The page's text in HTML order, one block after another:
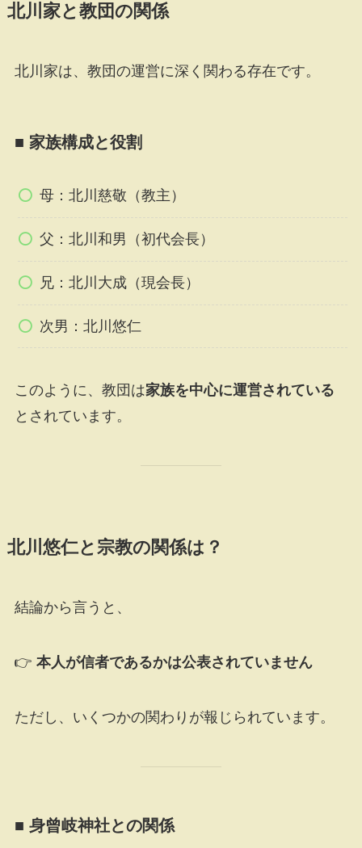
北川家と教団の関係
北川家は、教団の運営に深く関わる存在です。
■ 家族構成と役割
母：北川慈敬（教主）
父：北川和男（初代会長）
兄：北川大成（現会長）
次男：北川悠仁
このように、教団は家族を中心に運営されている
とされています。
北川悠仁と宗教の関係は？
結論から言うと、
👉 本人が信者であるかは公表されていません
ただし、いくつかの関わりが報じられています。
■ 身曾岐神社との関係